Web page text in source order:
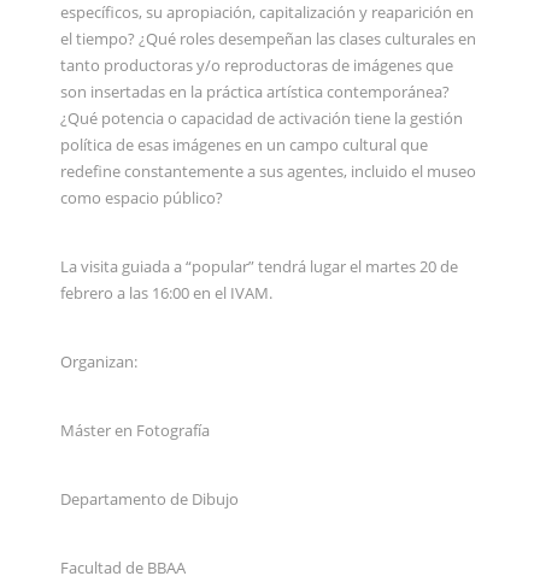
específicos, su apropiación, capitalización y reaparición en
el tiempo? ¿Qué roles desempeñan las clases culturales en
tanto productoras y/o reproductoras de imágenes que
son insertadas en la práctica artística contemporánea?
¿Qué potencia o capacidad de activación tiene la gestión
política de esas imágenes en un campo cultural que
redefine constantemente a sus agentes, incluido el museo
como espacio público?
La visita guiada a “popular” tendrá lugar el martes 20 de
febrero a las 16:00 en el IVAM.
Organizan:
Máster en Fotografía
Departamento de Dibujo
Facultad de BBAA